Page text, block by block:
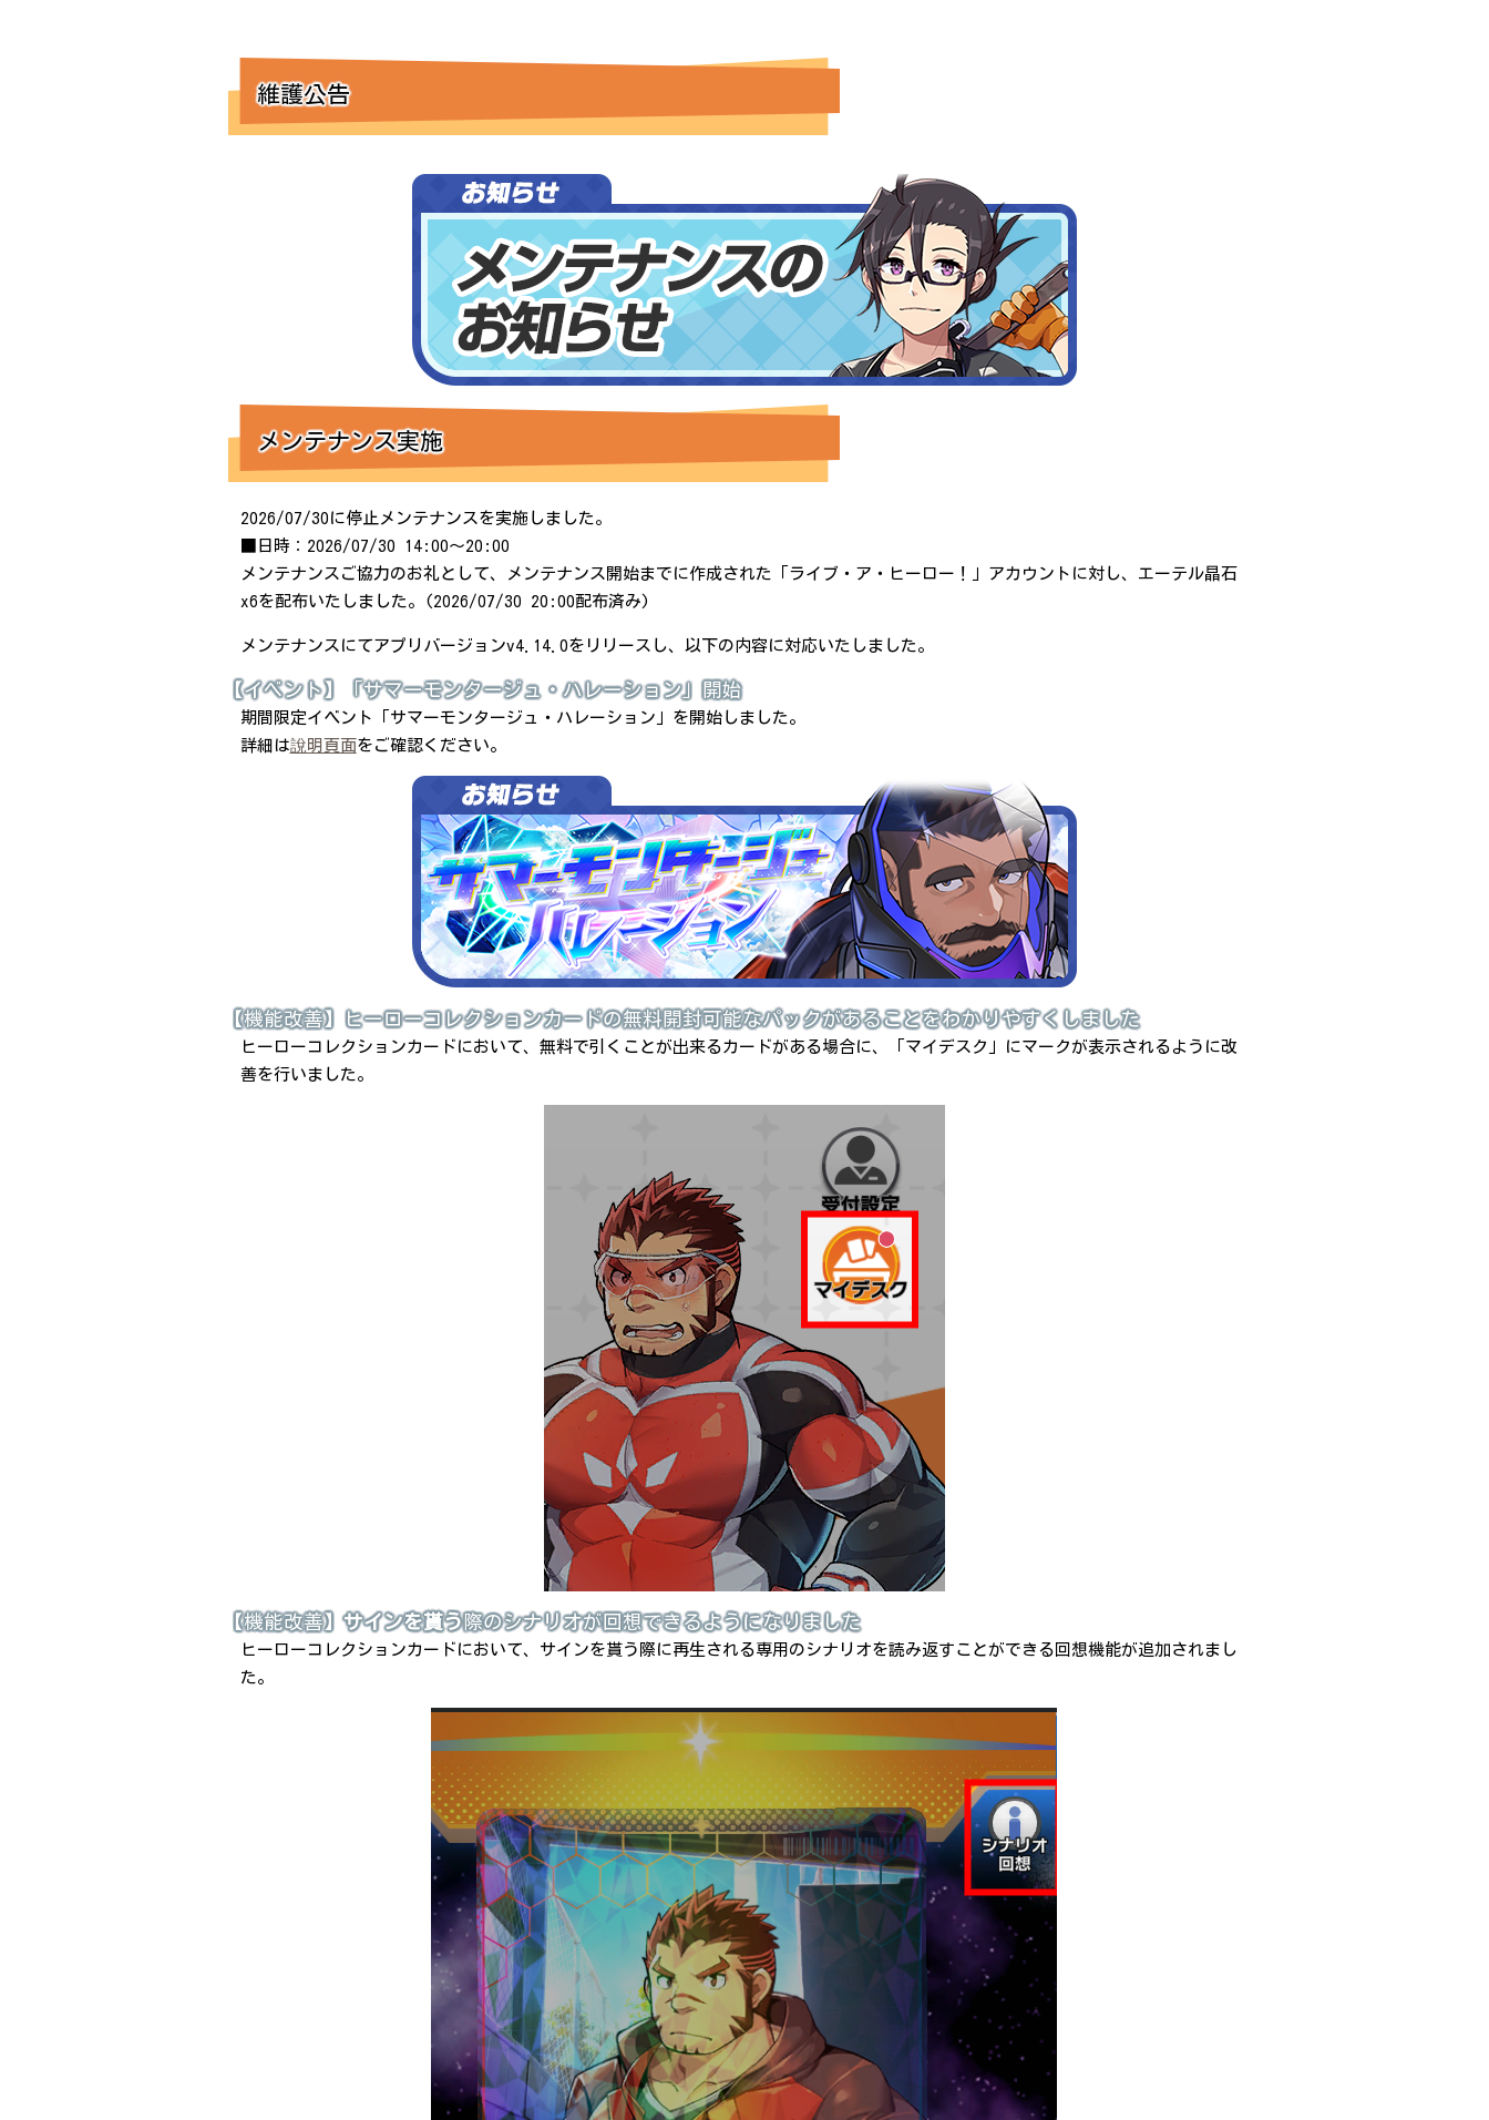
維護公告
メンテナンス実施
2026/07/30に停止メンテナンスを実施しました。
■日時：2026/07/30 14:00～20:00
メンテナンスご協力のお礼として、メンテナンス開始までに作成された「ライブ・ア・ヒーロー！」アカウントに対し、エーテル晶石
x6を配布いたしました。(2026/07/30 20:00配布済み)
メンテナンスにてアプリバージョンv4.14.0をリリースし、以下の内容に対応いたしました。
【イベント】「サマーモンタージュ・ハレーション」開始
期間限定イベント「サマーモンタージュ・ハレーション」を開始しました。
詳細は說明頁面をご確認ください。
【機能改善】ヒーローコレクションカードの無料開封可能なパックがあることをわかりやすくしました
ヒーローコレクションカードにおいて、無料で引くことが出来るカードがある場合に、「マイデスク」にマークが表示されるように改
善を行いました。
【機能改善】サインを貰う際のシナリオが回想できるようになりました
ヒーローコレクションカードにおいて、サインを貰う際に再生される専用のシナリオを読み返すことができる回想機能が追加されまし
た。